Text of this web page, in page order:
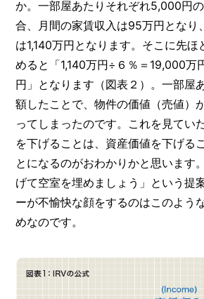
か。一部屋あたりそれぞれ5,000円
合、月間の家賃収入は95万円となり
は1,140万円となります。そこに先ほ
めると「1,140万円÷６％＝19,000万
円」となります（図表２）。一部屋
額したことで、物件の価値（売値）
ってしまったのです。これを見てい
を下げることは、資産価値を下げる
とになるのがおわかりかと思います
げて空室を埋めましょう」という提
ーが不愉快な顔をするのはこのよう
めなのです。